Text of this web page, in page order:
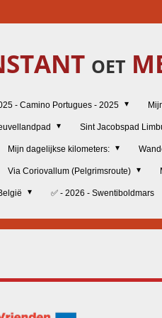
OET
- Camino Portugues - 2025
Sint Jacobspad
Mijn dagelijkse kilometers:
Via Coriovallum (Pelgrimsroute)
✅ - 2026 - Swentiboldmars